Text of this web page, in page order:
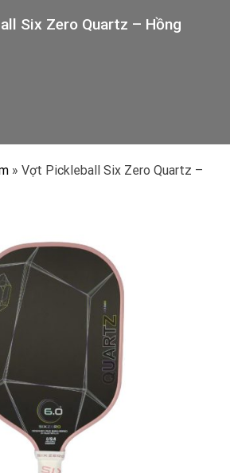
Six Zero Quartz – Hồng
» Vợt Pickleball Six Zero Quartz –